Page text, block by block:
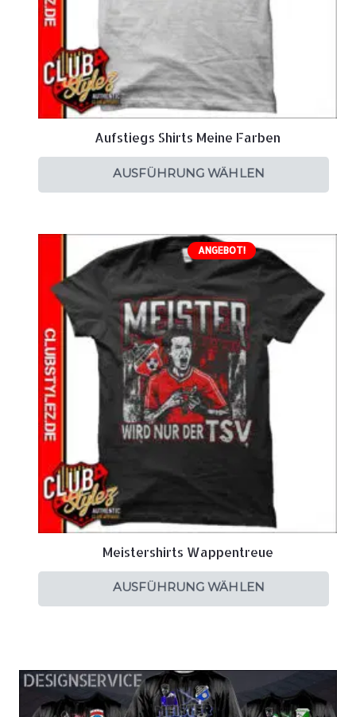
Aufstiegs Shirts Meine Farben
AUSFÜHRUNG WÄHLEN
ANGEBOT!
Meistershirts Wappentreue
AUSFÜHRUNG WÄHLEN